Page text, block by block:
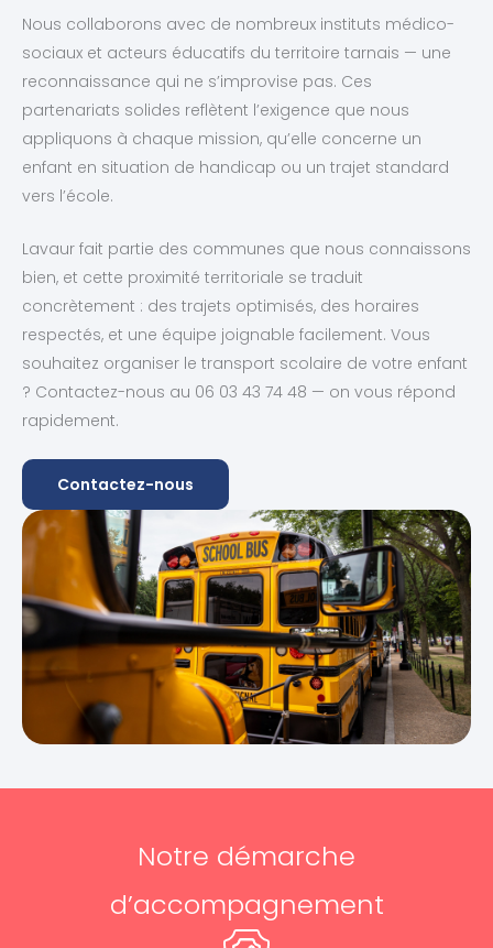
Nous collaborons avec de nombreux instituts médico-
sociaux et acteurs éducatifs du territoire tarnais — une
reconnaissance qui ne s’improvise pas. Ces
partenariats solides reflètent l’exigence que nous
appliquons à chaque mission, qu’elle concerne un
enfant en situation de handicap ou un trajet standard
vers l’école.
Lavaur fait partie des communes que nous connaissons
bien, et cette proximité territoriale se traduit
concrètement : des trajets optimisés, des horaires
respectés, et une équipe joignable facilement. Vous
souhaitez organiser le transport scolaire de votre enfant
? Contactez-nous au 06 03 43 74 48 — on vous répond
rapidement.
Contactez-nous
Notre démarche
d’accompagnement